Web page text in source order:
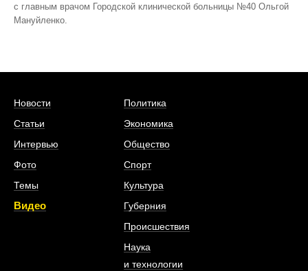
с главным врачом Городской клинической больницы №40 Ольгой
Мануйленко.
Новости
Статьи
Интервью
Фото
Темы
Видео
Политика
Экономика
Общество
Спорт
Культура
Губерния
Происшествия
Наука
и технологии